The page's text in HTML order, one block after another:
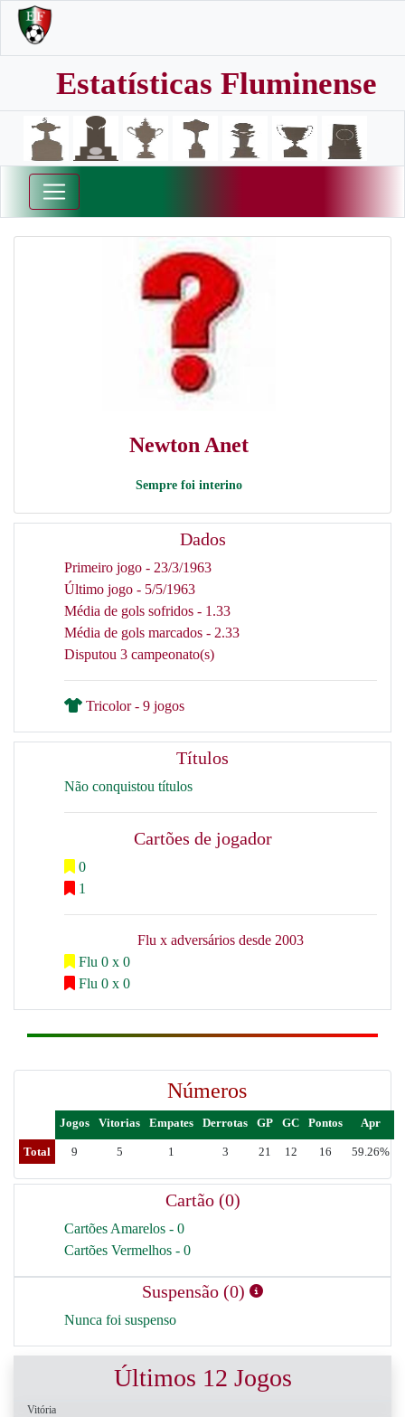
Estatísticas Fluminense
Newton Anet
Sempre foi interino
Dados
Primeiro jogo - 23/3/1963
Último jogo - 5/5/1963
Média de gols sofridos - 1.33
Média de gols marcados - 2.33
Disputou 3 campeonato(s)
Tricolor - 9 jogos
Títulos
Não conquistou títulos
Cartões de jogador
0
1
Flu x adversários desde 2003
Flu 0 x 0
Flu 0 x 0
Números
Jogos Vitorias Empates Derrotas GP GC Pontos Apr
Total 9 5 1 3 21 12 16 59.26%
Cartão (0)
Cartões Amarelos - 0
Cartões Vermelhos - 0
Suspensão (0)
Nunca foi suspenso
Últimos 12 Jogos
Vitória